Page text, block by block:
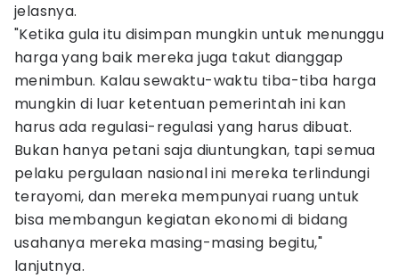
jelasnya.
"Ketika gula itu disimpan mungkin untuk menunggu
harga yang baik mereka juga takut dianggap
menimbun. Kalau sewaktu-waktu tiba-tiba harga
mungkin di luar ketentuan pemerintah ini kan
harus ada regulasi-regulasi yang harus dibuat.
Bukan hanya petani saja diuntungkan, tapi semua
pelaku pergulaan nasional ini mereka terlindungi
terayomi, dan mereka mempunyai ruang untuk
bisa membangun kegiatan ekonomi di bidang
usahanya mereka masing-masing begitu,"
lanjutnya.